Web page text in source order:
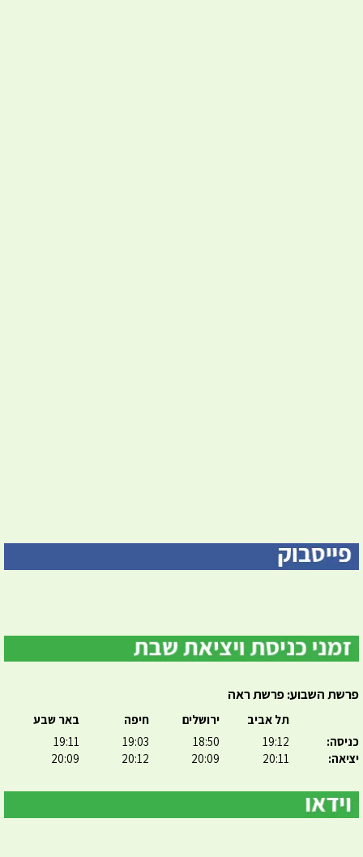
פרשת השבוע: פרשת ראה
כניסה:
יציאה:
תל אביב
19:12
20:11
ירושלים
18:50
20:09
חיפה
19:03
20:12
באר שבע
19:11
20:09